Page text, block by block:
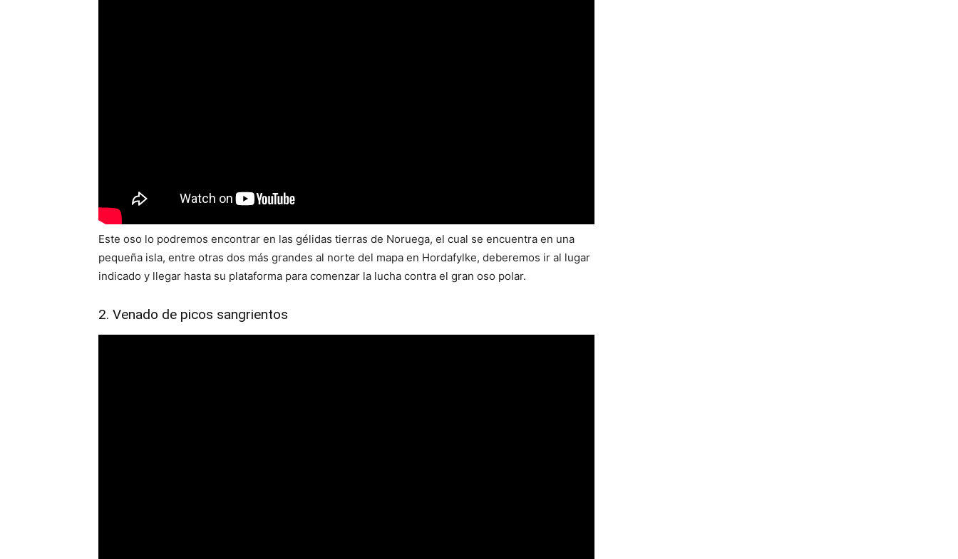
Este oso lo podremos encontrar en las gélidas tierras de Noruega, el cual se encuentra en una
pequeña isla, entre otras dos más grandes al norte del mapa en Hordafylke, deberemos ir al lugar
indicado y llegar hasta su plataforma para comenzar la lucha contra el gran oso polar.
2. Venado de picos sangrientos